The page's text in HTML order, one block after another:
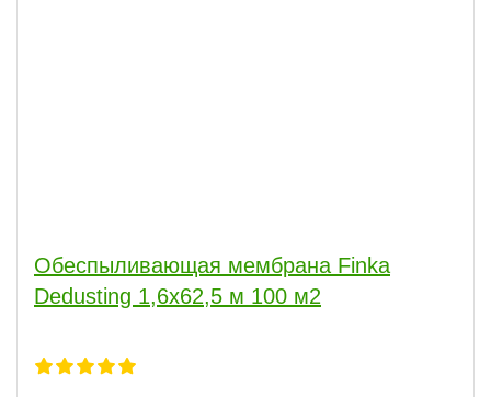
Обеспыливающая мембрана Finka
Dedusting 1,6х62,5 м 100 м2